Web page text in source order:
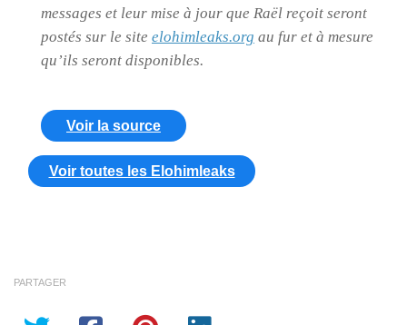
messages et leur mise à jour que Raël reçoit seront
postés sur le site elohimleaks.org au fur et à mesure
qu’ils seront disponibles.
Voir la source
Voir toutes les Elohimleaks
PARTAGER